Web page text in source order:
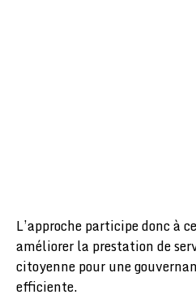
L’approche participe donc à
améliorer la prestation de
citoyenne pour une
efficiente.